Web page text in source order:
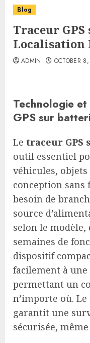
Blog
Traceur
Localisation
ADMIN OCTOBER
Technologie
GPS sur
Le traceur GPS
outil essentiel
véhicules, objets
conception
besoin de
source
selon le
semaines de
dispositif
facilement à
permettant un
n’importe où. Le
garantit une
sécurisée,